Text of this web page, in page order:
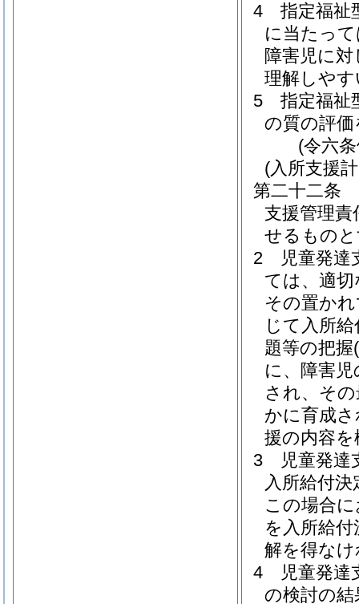
4
指定福祉
に当たっ
障害児に
理解しや
5
指定福祉
の質の評
(令六
(入所支援
第二十二条
支援管理
せるもの
2
児童発
ては、適
その置か
じて入所
題等の把握
に、障害
され、そ
かに育成
援の内容
3
児童発
入所給付
この場合
を入所給
解を得な
4
児童発
の検討の